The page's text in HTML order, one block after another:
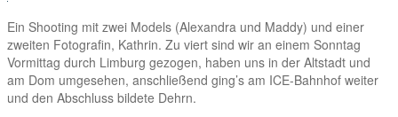
Ein Shooting mit zwei Models (Alexandra und Maddy) und einer
zweiten Fotografin, Kathrin. Zu viert sind wir an einem Sonntag
Vormittag durch Limburg gezogen, haben uns in der Altstadt und
am Dom umgesehen, anschließend ging’s am ICE-Bahnhof weiter
und den Abschluss bildete Dehrn.